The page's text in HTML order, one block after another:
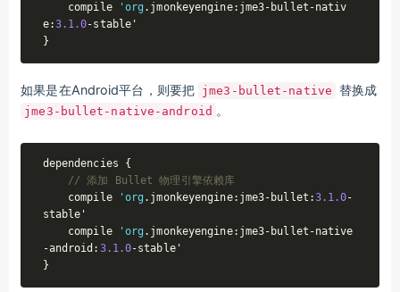
    compile
'org .jmonkeyengine:jme3-bullet-nativ
e:3.1.0-stable'
如果是在Android平台，则要把 jme3-bullet-native 替换成
jme3-bullet-native-android 。
dependencies {
// 添加 Bullet 物理引擎依赖库
    compile
'org .jmonkeyengine:jme3-bullet:3.1.0-
stable'
    compile
'org .jmonkeyengine:jme3-bullet-native
-android: 3.1.0-stable'